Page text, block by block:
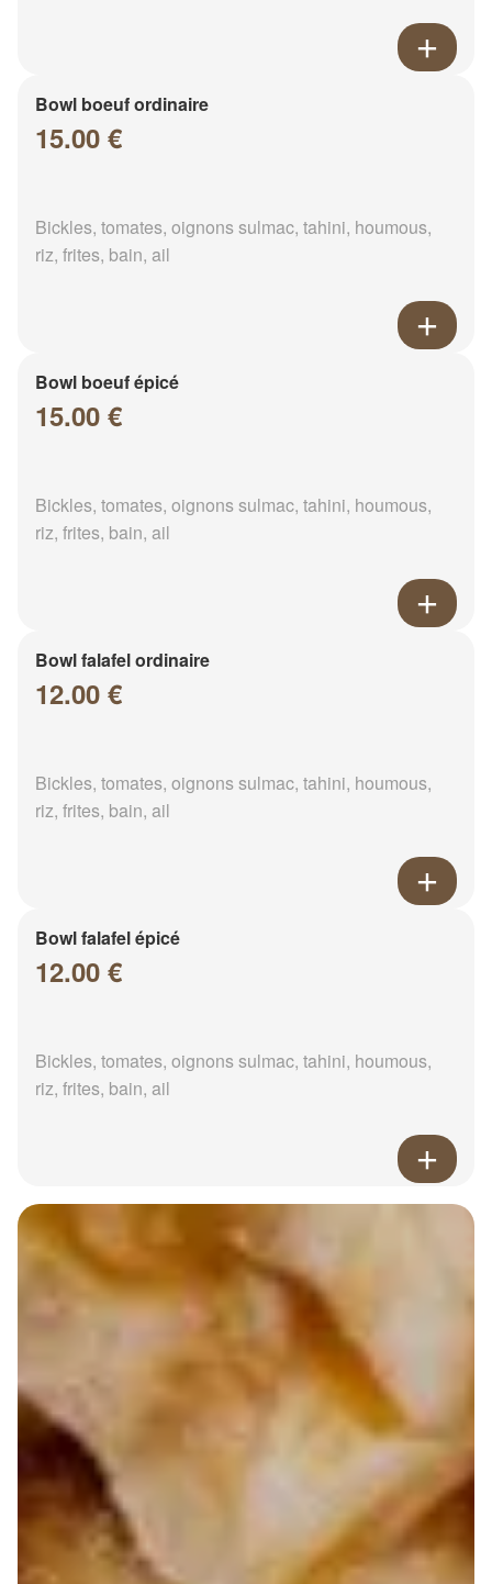
Bowl boeuf ordinaire
15.00 €
Bickles, tomates, oignons sulmac, tahini, houmous,
riz, frites, bain, ail
Bowl boeuf épicé
15.00 €
Bickles, tomates, oignons sulmac, tahini, houmous,
riz, frites, bain, ail
Bowl falafel ordinaire
12.00 €
Bickles, tomates, oignons sulmac, tahini, houmous,
riz, frites, bain, ail
Bowl falafel épicé
12.00 €
Bickles, tomates, oignons sulmac, tahini, houmous,
riz, frites, bain, ail